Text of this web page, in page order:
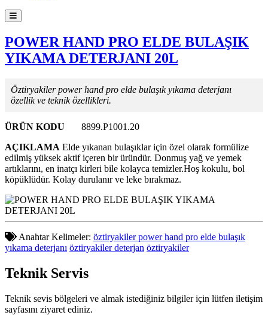
POWER HAND PRO ELDE BULAŞIK
YIKAMA DETERJANI 20L
Öztiryakiler power hand pro elde bulaşık yıkama deterjanı
özellik ve teknik özellikleri.
ÜRÜN KODU
8899.P1001.20
AÇIKLAMA Elde yıkanan bulaşıklar için özel olarak formülize
edilmiş yüksek aktif içeren bir üründür. Donmuş yağ ve yemek
artıklarını, en inatçı kirleri bile kolayca temizler.Hoş kokulu, bol
köpüklüdür. Kolay durulanır ve leke bırakmaz.
Anahtar Kelimeler: öztiryakiler power hand pro elde bulaşık
yıkama deterjanı öztiryakiler deterjan öztiryakiler
Teknik Servis
Teknik sevis bölgeleri ve almak istediğiniz bilgiler için lütfen iletişim
sayfasını ziyaret ediniz.